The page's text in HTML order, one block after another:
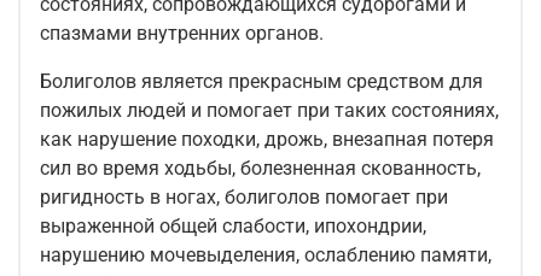
спазмами внутренних органов.
Болиголов является прекрасным средством для
пожилых людей и помогает при таких состояниях,
как нарушение походки, дрожь, внезапная потеря
сил во время ходьбы, болезненная скованность,
ригидность в ногах, болиголов помогает при
выраженной общей слабости, ипохондрии,
нарушению мочевыделения, ослаблению памяти,